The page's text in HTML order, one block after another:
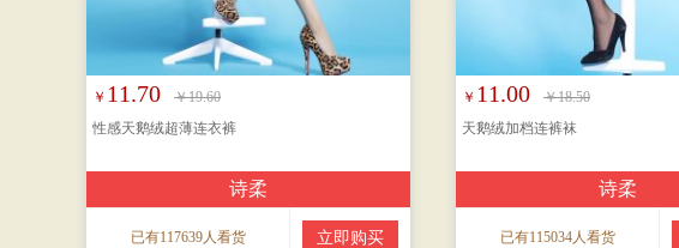
￥ 11.70
￥19.60
性感天鹅绒超薄连衣裤
诗柔
已有117639人看货 立即购买
￥ 11.00
￥18.50
天鹅绒加档连裤袜
诗柔
已有115034人看货